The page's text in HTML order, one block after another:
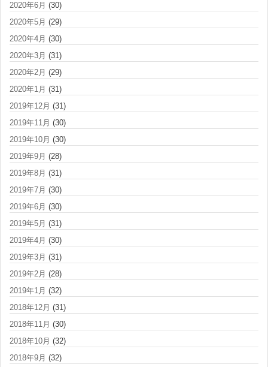
2020年6月 (30)
2020年5月 (29)
2020年4月 (30)
2020年3月 (31)
2020年2月 (29)
2020年1月 (31)
2019年12月 (31)
2019年11月 (30)
2019年10月 (30)
2019年9月 (28)
2019年8月 (31)
2019年7月 (30)
2019年6月 (30)
2019年5月 (31)
2019年4月 (30)
2019年3月 (31)
2019年2月 (28)
2019年1月 (32)
2018年12月 (31)
2018年11月 (30)
2018年10月 (32)
2018年9月 (32)